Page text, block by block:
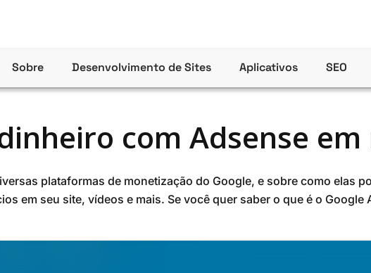
Sobre Desenvolvimento de Sites Aplicativos SEO
com Adsense
plataformas de monetização do Google, e sobre como elas
em seu site, vídeos e mais. Se você quer saber o que é o